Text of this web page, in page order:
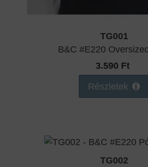
TG001
B&C #E220
3.590 Ft
Részletek
TG002